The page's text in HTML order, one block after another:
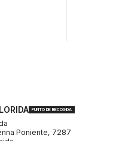
PUNTO DE RECOGIDA
Poniente, 7287